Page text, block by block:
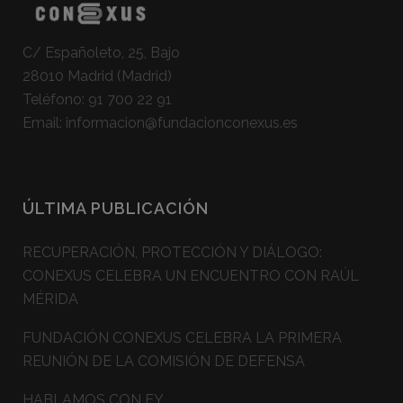
C/ Españoleto, 25, Bajo
28010 Madrid (Madrid)
Teléfono: 91 700 22 91
Email: informacion@fundacionconexus.es
ÚLTIMA PUBLICACIÓN
RECUPERACIÓN, PROTECCIÓN Y DIÁLOGO:
CONEXUS CELEBRA UN ENCUENTRO CON RAÚL
MÉRIDA
FUNDACIÓN CONEXUS CELEBRA LA PRIMERA
REUNIÓN DE LA COMISIÓN DE DEFENSA